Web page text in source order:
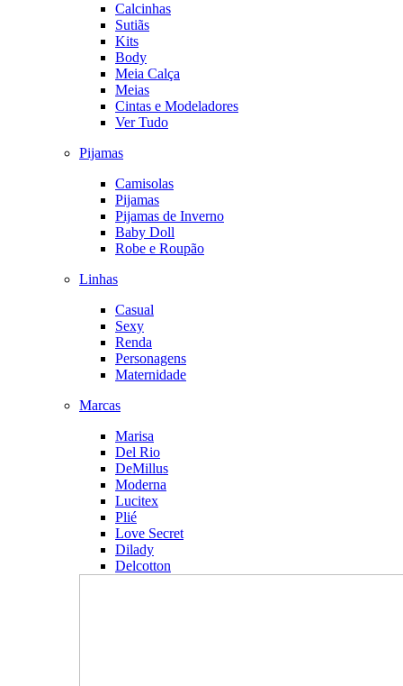
Calcinhas
Sutiãs
Kits
Body
Meia Calça
Meias
Cintas e Modeladores
Ver Tudo
Pijamas
Camisolas
Pijamas
Pijamas de Inverno
Baby Doll
Robe e Roupão
Linhas
Casual
Sexy
Renda
Personagens
Maternidade
Marcas
Marisa
Del Rio
DeMillus
Moderna
Lucitex
Plié
Love Secret
Dilady
Delcotton